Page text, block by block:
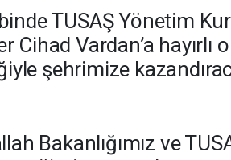
TUSAŞ Yönetim
Cihad Vardan’a
şehrimize
Bakanlığımız ve